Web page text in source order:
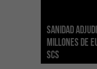
Sanidad
millones de
SCS
Gesplan
Índice de
año
El Gobierno
POSEICAN-
tras
Transición
adhesión a la
Canarias
Visocan
vivienda
asequible de
Sanidad
los centros
ecografía